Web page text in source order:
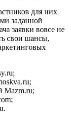
для них
заданной
заявки вовсе не
свои шансы,
;
;
Mazm.ru;
;
.